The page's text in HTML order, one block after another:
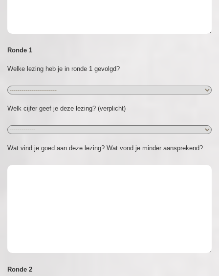
Ronde 1
Welke lezing heb je in ronde 1 gevolgd?
Welk cijfer geef je deze lezing? (verplicht)
Wat vind je goed aan deze lezing? Wat vond je minder aansprekend?
Ronde 2